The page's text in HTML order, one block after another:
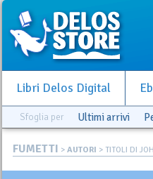
Libri Delos Digital
Sfoglia per Ultimi arrivi
FUMETTI > AUTORI > TITOLI DI